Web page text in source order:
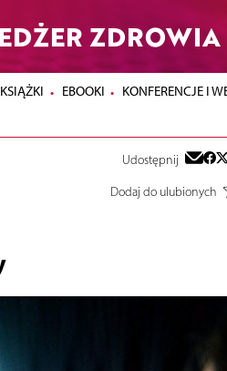
ZDROWIA
KSIĄŻKI EBOOKI KONFERENCJE I
Udostępnij
Dodaj do ulubionych